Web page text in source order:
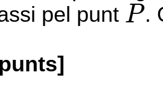
pel punt P.